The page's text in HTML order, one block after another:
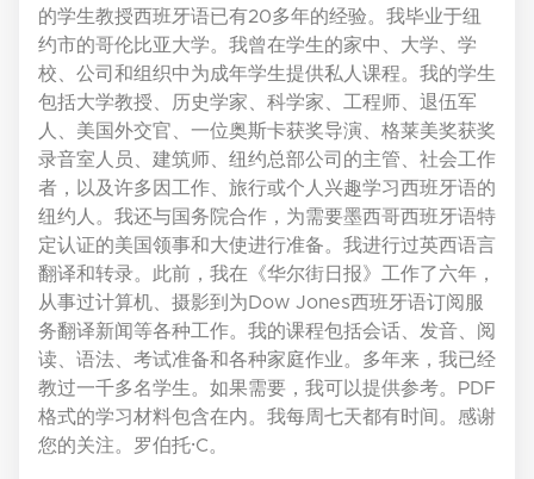
的学生教授西班牙语已有20多年的经验。我毕业于纽
约市的哥伦比亚大学。我曾在学生的家中、大学、学
校、公司和组织中为成年学生提供私人课程。我的学生
包括大学教授、历史学家、科学家、工程师、退伍军
人、美国外交官、一位奥斯卡获奖导演、格莱美奖获奖
录音室人员、建筑师、纽约总部公司的主管、社会工作
者，以及许多因工作、旅行或个人兴趣学习西班牙语的
纽约人。我还与国务院合作，为需要墨西哥西班牙语特
定认证的美国领事和大使进行准备。我进行过英西语言
翻译和转录。此前，我在《华尔街日报》工作了六年，
从事过计算机、摄影到为Dow Jones西班牙语订阅服
务翻译新闻等各种工作。我的课程包括会话、发音、阅
读、语法、考试准备和各种家庭作业。多年来，我已经
教过一千多名学生。如果需要，我可以提供参考。PDF
格式的学习材料包含在内。我每周七天都有时间。感谢
您的关注。罗伯托·C。